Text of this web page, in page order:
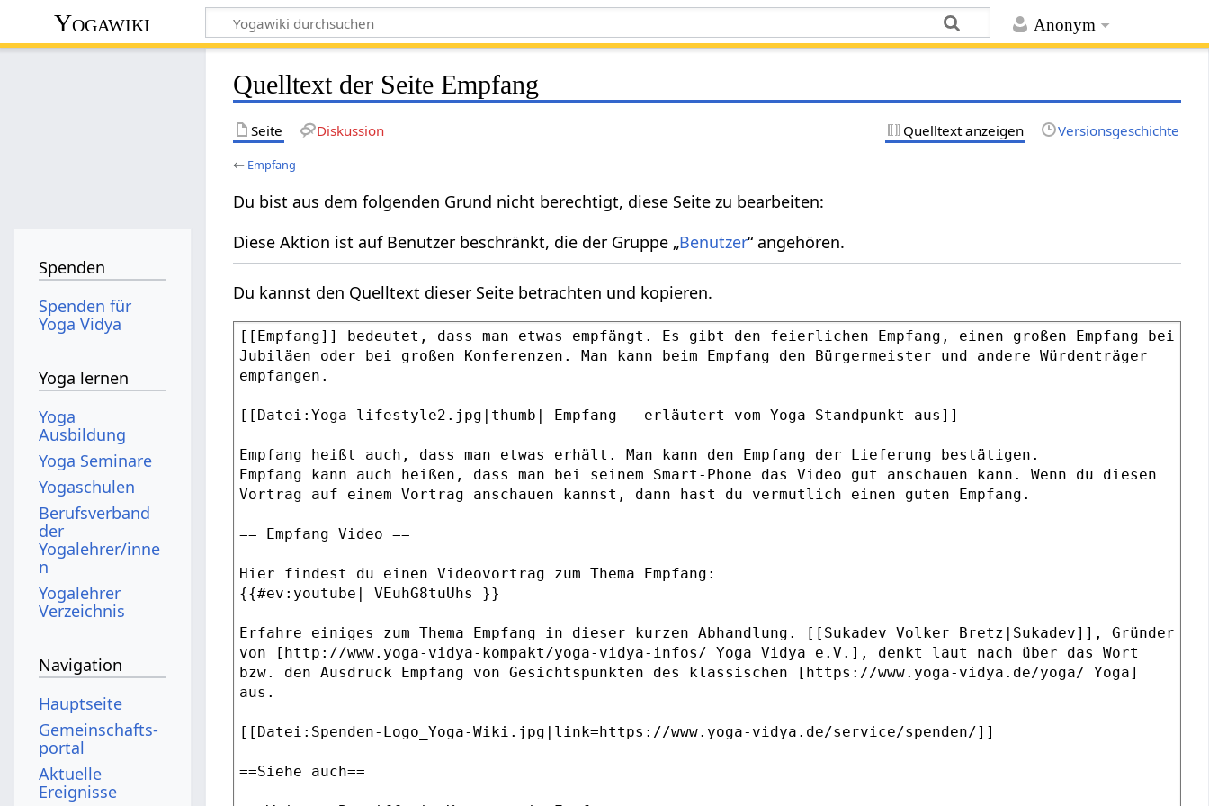
Anonym
Yogawiki
Quelltext der Seite Empfang
Seite Diskussion Quelltext anzeigen Versionsgeschichte
← Empfang
Du bist aus dem folgenden Grund nicht berechtigt, diese Seite zu bearbeiten:
Diese Aktion ist auf Benutzer beschränkt, die der Gruppe „Benutzer“ angehören.
Du kannst den Quelltext dieser Seite betrachten und kopieren.
Spenden
Spenden für
Yoga Vidya
Yoga lernen
Yoga
Ausbildung
Yoga Seminare
Yogaschulen
Berufsverband
der
Yogalehrer/inne
n
Yogalehrer
Verzeichnis
Navigation
Hauptseite
Gemeinschafts­
portal
Aktuelle
Ereignisse